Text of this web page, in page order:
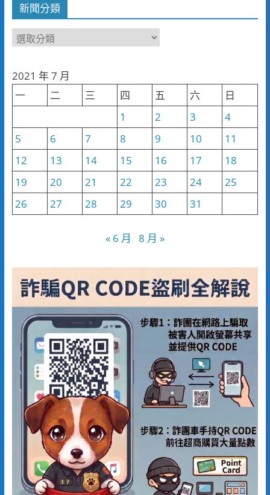
新聞分類
新
類
2021 年 7 月
一
二 三 四 五 六
日
1
2 3
4
5
6 7 8 9 10
11
12
13 14 15 16 17
18
19
20 21 22 23 24
25
26
27 28 29 30 31
« 6 月 8 月 »